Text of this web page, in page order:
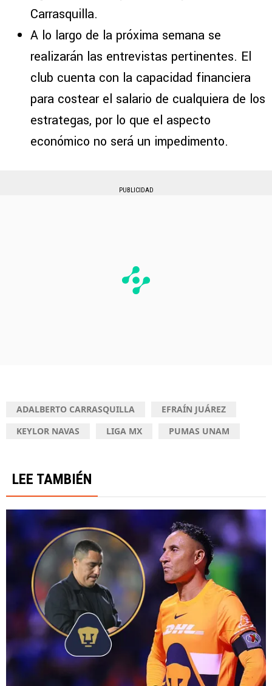
Carrasquilla.
A lo largo de la próxima semana se
realizarán las entrevistas pertinentes. El
club cuenta con la capacidad financiera
para costear el salario de cualquiera de los
estrategas, por lo que el aspecto
económico no será un impedimento.
PUBLICIDAD
ADALBERTO CARRASQUILLA
EFRAÍN JUÁREZ
KEYLOR NAVAS
LIGA MX PUMAS UNAM
LEE TAMBIÉN